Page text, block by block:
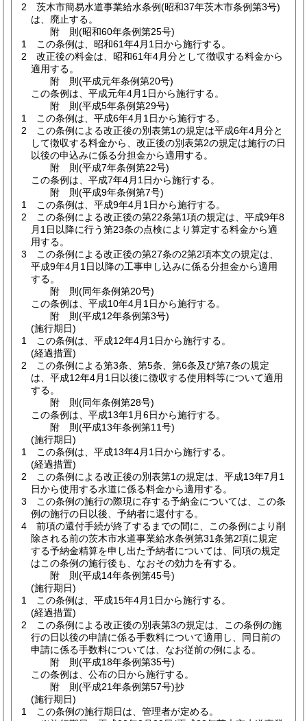
2
茨木市簡易水道事業給水条例(昭和37年茨木市条例第3号)
は、廃止する。
附 則(昭和60年条例第25号)
1
この条例は、昭和61年4月1日から施行する。
2
改正後の料金は、昭和61年4月分として徴収する料金から
適用する。
附 則(平成元年条例第20号)
この条例は、平成元年4月1日から施行する。
附 則(平成5年条例第29号)
1
この条例は、平成6年4月1日から施行する。
2
この条例による改正後の別表第1の規定は平成6年4月分と
して徴収する料金から、改正後の別表第2の規定は施行の日
以後の申込みに係る分担金から適用する。
附 則(平成7年条例第22号)
この条例は、平成7年4月1日から施行する。
附 則(平成9年条例第7号)
1
この条例は、平成9年4月1日から施行する。
2
この条例による改正後の第22条第1項の規定は、平成9年8
月1日以降に行う第23条の点検により算定する料金から適
用する。
3
この条例による改正後の第27条の2第2項本文の規定は、
平成9年4月1日以降の工事申し込みに係る分担金から適用
する。
附 則(同年条例第20号)
この条例は、平成10年4月1日から施行する。
附 則(平成12年条例第3号)
(施行期日)
1
この条例は、平成12年4月1日から施行する。
(経過措置)
2
この条例による第3条、第5条、第6条及び第7条の規定
は、平成12年4月1日以後に徴収する使用料等について適用
する。
附 則(同年条例第28号)
この条例は、平成13年1月6日から施行する。
附 則(平成13年条例第11号)
(施行期日)
1
この条例は、平成13年4月1日から施行する。
(経過措置)
2
この条例による改正後の別表第1の規定は、平成13年7月1
日から使用する水道に係る料金から適用する。
3
この条例の施行の際現に存する予納金については、この条
例の施行の日以後、予納者に還付する。
4
前項の還付手続が終了するまでの間に、この条例により削
除される前の茨木市水道事業給水条例第31条第2項に規定
する予納金精算を申し出た予納者については、同項の規定
はこの条例の施行後も、なおその効力を有する。
附 則(平成14年条例第45号)
(施行期日)
1
この条例は、平成15年4月1日から施行する。
(経過措置)
2
この条例による改正後の別表第3の規定は、この条例の施
行の日以後の申請に係る手数料について適用し、同日前の
申請に係る手数料については、なお従前の例による。
附 則(平成18年条例第35号)
この条例は、公布の日から施行する。
附 則(平成21年条例第57号)抄
(施行期日)
1
この条例の施行期日は、管理者が定める。